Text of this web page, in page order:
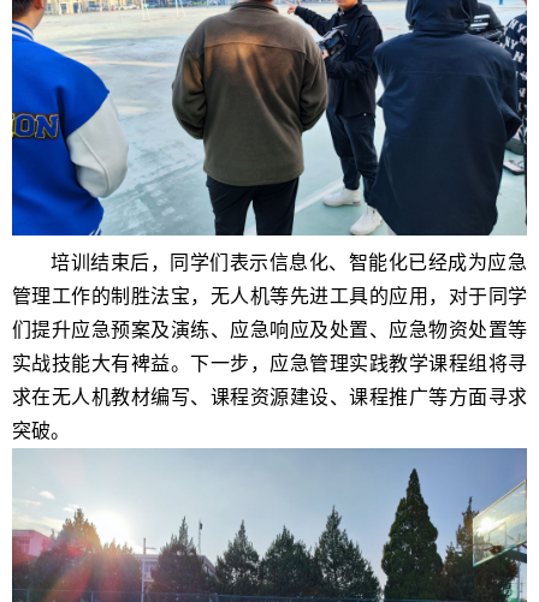
培训结束后，同学们表示信息化、智能化已经成为应急
管理工作的制胜法宝，无人机等先进工具的应用，对于同学
们提升应急预案及演练、应急响应及处置、应急物资处置等
实战技能大有裨益。下一步，应急管理实践教学课程组将寻
求在无人机教材编写、课程资源建设、课程推广等方面寻求
突破。